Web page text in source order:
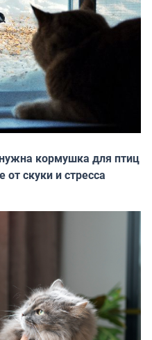
кормушка для птиц
скуки и стресса